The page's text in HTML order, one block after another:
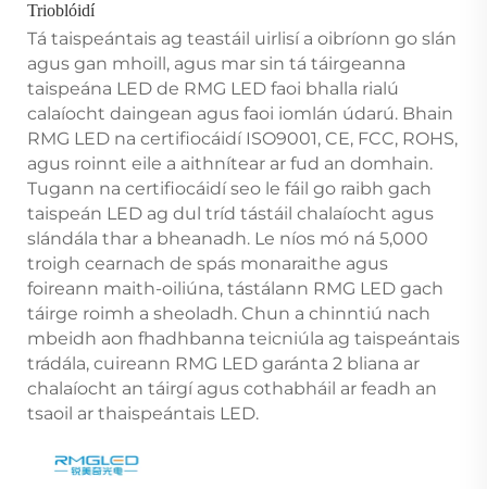
Trioblóidí
Tá taispeántais ag teastáil uirlisí a oibríonn go slán
agus gan mhoill, agus mar sin tá táirgeanna
taispeána LED de RMG LED faoi bhalla rialú
calaíocht daingean agus faoi iomlán údarú. Bhain
RMG LED na certifiocáidí ISO9001, CE, FCC, ROHS,
agus roinnt eile a aithnítear ar fud an domhain.
Tugann na certifiocáidí seo le fáil go raibh gach
taispeán LED ag dul tríd tástáil chalaíocht agus
slándála thar a bheanadh. Le níos mó ná 5,000
troigh cearnach de spás monaraithe agus
foireann maith-oiliúna, tástálann RMG LED gach
táirge roimh a sheoladh. Chun a chinntiú nach
mbeidh aon fhadhbanna teicniúla ag taispeántais
trádála, cuireann RMG LED garánta 2 bliana ar
chalaíocht an táirgí agus cothabháil ar feadh an
tsaoil ar thaispeántais LED.